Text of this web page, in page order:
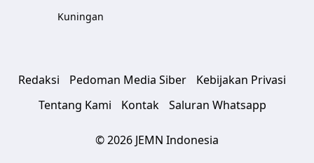
Kuningan
Redaksi Pedoman Media Siber
Kebijakan Privasi
Tentang Kami
Kontak Saluran Whatsapp
© 2026 JEMN Indonesia